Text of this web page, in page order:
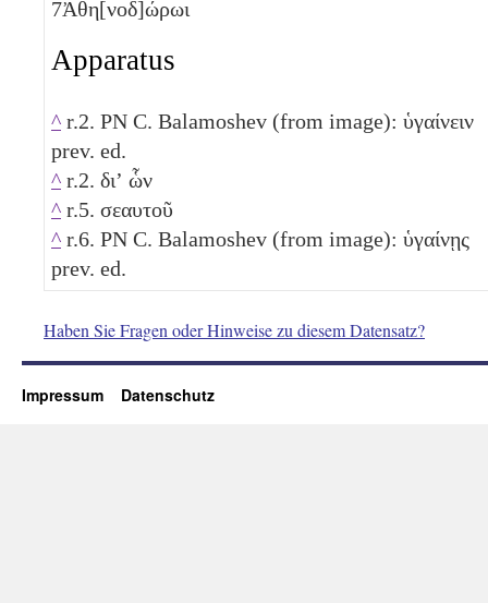
7Ἀθη[νοδ]ώρωι
Apparatus
^ r.2. PN C. Balamoshev (from image): ὑγαίνειν
prev. ed.
^ r.2. διʼ ὧν
^ r.5. σεαυτοῦ
^ r.6. PN C. Balamoshev (from image): ὑγαίνῃς
prev. ed.
Haben Sie Fragen oder Hinweise zu diesem Datensatz?
Impressum Datenschutz